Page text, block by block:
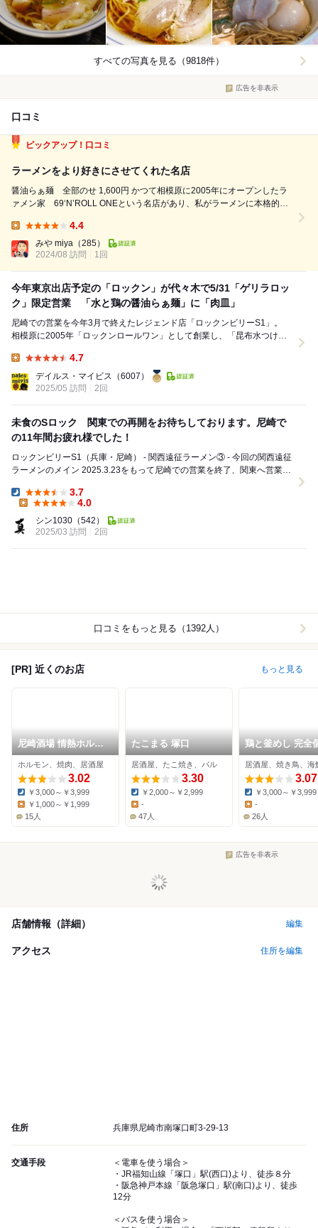
すべての写真を見る（9818件）
広告を非表示
口コミ
ピックアップ！口コミ
ラーメンをより好きにさせてくれた名店
醤油らぁ麺 全部のせ 1,600円 かつて相模原に2005年にオープンしたラ
ァメン家 69‘N’ROLL ONEという名店があり、私がラーメンに本格的に
つけ麺の元祖であったり、店主の所作であったり、鶏油を最後に上から
か...
4.4
みや miya （285）
2024/08 訪問
1回
今年東京出店予定の「ロックン」が代々木で5/31「ゲリラロッ
ク」限定営業 「水と鶏の醤油らぁ麺」に「肉皿」
尼崎での営業を今年3月で終えたレジェンド店「ロックンビリーS1」。
相模原に2005年「ロックンロールワン」として創業し、「昆布水つけ
4.7
デイルス・マイビス （6007）
2025/05 訪問
2回
未食のSロック 関東での再開をお待ちしております。尼崎で
の11年間お疲れ様でした！
ロックンビリーS1（兵庫・尼崎） - 関西遠征ラーメン③ - 今回の関西遠征
ラーメンのメイン 2025.3.23をもって尼崎での営業を終了、関東へ営業の
Dinner:
3.7
4.0
シン1030 （542）
2025/03 訪問
2回
口コミをもっと見る（1392人）
[PR] 近くのお店 もっと見る
尼崎酒場 情熱ホルモ
ン
ホルモン、焼肉、居酒屋
3.02
Dinner:
￥3,000～￥3,999
Lunch:
￥1,000～￥1,999
15人
たこまる 塚口
居酒屋、たこ焼き、バル
3.30
Dinner:
￥2,000～￥2,999
Lunch:
-
47人
鶏と釜めし 完全
うずまき。
居酒屋、焼き鳥、海
3.07
Dinner:
￥3,000～￥3,999
Lunch:
-
26人
広告を非表示
店舗情報（詳細） 編集
アクセス 住所を編集
住所 兵庫県尼崎市南塚口町3-29-13
交通手段
＜電車を使う場合＞
・JR福知山線「塚口」駅(西口)より、徒歩８分
・阪急神戸本線「阪急塚口」駅(南口)より、徒歩
12分
＜バスを使う場合＞